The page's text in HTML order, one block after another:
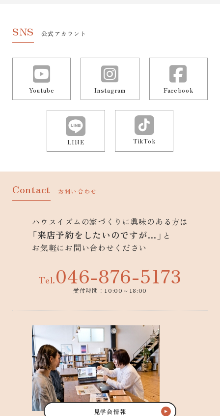
SNS 公式アカウント
Youtube Instagram Facebook
LINE TikTok
Contact お問い合わせ
ハウスイズムの家づくりに興味のある方は
「来店予約をしたいのですが…」 と
お気軽にお問い合わせください
Tel.046-876-5173
受付時間：10:00～18:00
見学会情報